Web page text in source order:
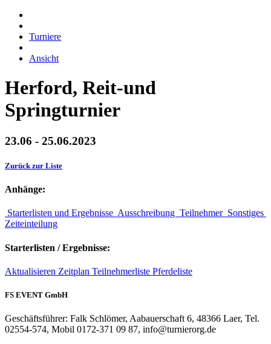
Turniere
Ansicht
Herford, Reit-und
Springturnier
23.06 - 25.06.2023
Zurück zur Liste
Anhänge:
Starterlisten und Ergebnisse Ausschreibung Teilnehmer Sonstiges
Zeiteinteilung
Starterlisten / Ergebnisse:
Aktualisieren Zeitplan Teilnehmerliste Pferdeliste
FS EVENT GmbH
Geschäftsführer: Falk Schlömer, Aabauerschaft 6, 48366 Laer, Tel.
02554-574, Mobil 0172-371 09 87, info@turnierorg.de